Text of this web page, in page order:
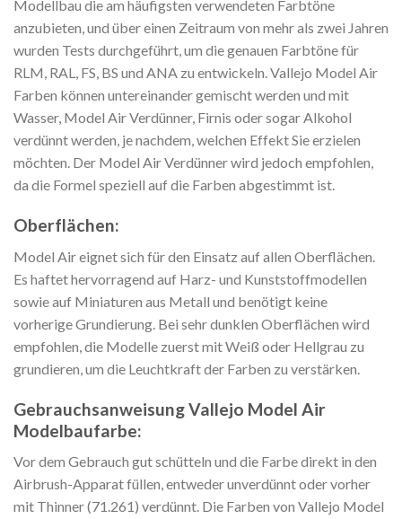
Modellbau die am häufigsten verwendeten Farbtöne
anzubieten, und über einen Zeitraum von mehr als zwei Jahren
wurden Tests durchgeführt, um die genauen Farbtöne für
RLM, RAL, FS, BS und ANA zu entwickeln. Vallejo Model Air
Farben können untereinander gemischt werden und mit
Wasser, Model Air Verdünner, Firnis oder sogar Alkohol
verdünnt werden, je nachdem, welchen Effekt Sie erzielen
möchten. Der Model Air Verdünner wird jedoch empfohlen,
da die Formel speziell auf die Farben abgestimmt ist.
Oberflächen:
Model Air eignet sich für den Einsatz auf allen Oberflächen.
Es haftet hervorragend auf Harz- und Kunststoffmodellen
sowie auf Miniaturen aus Metall und benötigt keine
vorherige Grundierung. Bei sehr dunklen Oberflächen wird
empfohlen, die Modelle zuerst mit Weiß oder Hellgrau zu
grundieren, um die Leuchtkraft der Farben zu verstärken.
Gebrauchsanweisung Vallejo Model Air
Modelbaufarbe:
Vor dem Gebrauch gut schütteln und die Farbe direkt in den
Airbrush-Apparat füllen, entweder unverdünnt oder vorher
mit Thinner (71.261) verdünnt. Die Farben von Vallejo Model